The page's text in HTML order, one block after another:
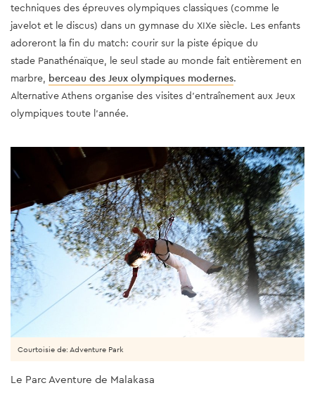
techniques des épreuves olympiques classiques (comme le
javelot et le discus) dans un gymnase du XIXe siècle. Les enfants
adoreront la fin du match: courir sur la piste épique du
stade Panathénaïque, le seul stade au monde fait entièrement en
marbre, berceau des Jeux olympiques modernes.
Alternative Athens organise des visites d'entraînement aux Jeux
olympiques toute l'année.
Courtoisie de: Adventure Park
Le Parc Aventure de Malakasa